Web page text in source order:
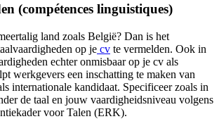
(compétences linguistiques)
land zoals België? Dan is het
op je cv te vermelden. Ook in
echter onmisbaar op je cv als
werkgevers een inschatting te maken van
internationale kandidaat. Specificeer zoals in
de taal en jouw vaardigheidsniveau volgens
voor Talen (ERK).